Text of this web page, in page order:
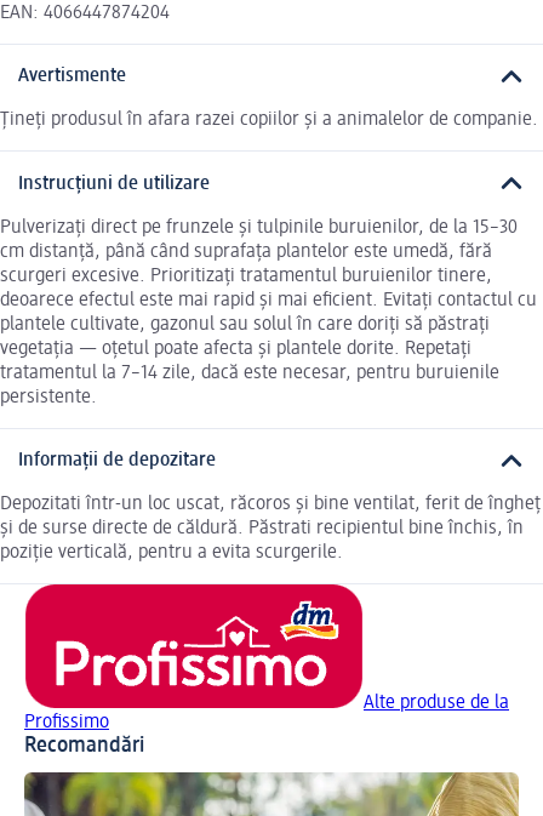
EAN: 4066447874204
Avertismente
Țineți produsul în afara razei copiilor și a animalelor de companie.
Instrucțiuni de utilizare
Pulverizați direct pe frunzele și tulpinile buruienilor, de la 15–30
cm distanță, până când suprafața plantelor este umedă, fără
scurgeri excesive. Prioritizați tratamentul buruienilor tinere,
deoarece efectul este mai rapid și mai eficient. Evitați contactul cu
plantele cultivate, gazonul sau solul în care doriți să păstrați
vegetația — oțetul poate afecta și plantele dorite. Repetați
tratamentul la 7–14 zile, dacă este necesar, pentru buruienile
persistente.
Informații de depozitare
Depozitati într-un loc uscat, răcoros și bine ventilat, ferit de îngheț
și de surse directe de căldură. Păstrati recipientul bine închis, în
poziție verticală, pentru a evita scurgerile.
Alte produse de la
Profissimo
Recomandări